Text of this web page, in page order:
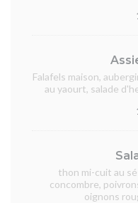
Falafels maison,
au yaourt, salade
thon mi-cuit au
concombre,
oignons